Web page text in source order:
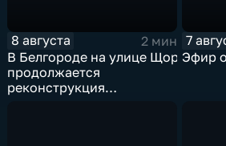
8 августа
2 мин
В Белгороде на улице Щорса
продолжается
реконструкция
7
Эфир